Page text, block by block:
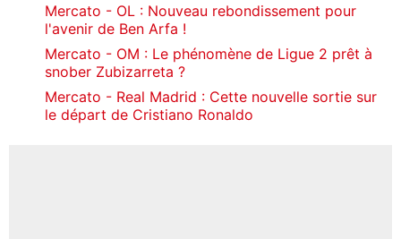
Mercato - OL : Nouveau rebondissement pour
l'avenir de Ben Arfa !
Mercato - OM : Le phénomène de Ligue 2 prêt à
snober Zubizarreta ?
Mercato - Real Madrid : Cette nouvelle sortie sur
le départ de Cristiano Ronaldo